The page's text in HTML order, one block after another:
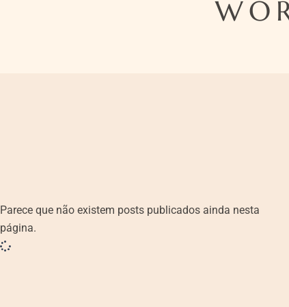
Parece que não existem posts publicados ainda nesta
página.